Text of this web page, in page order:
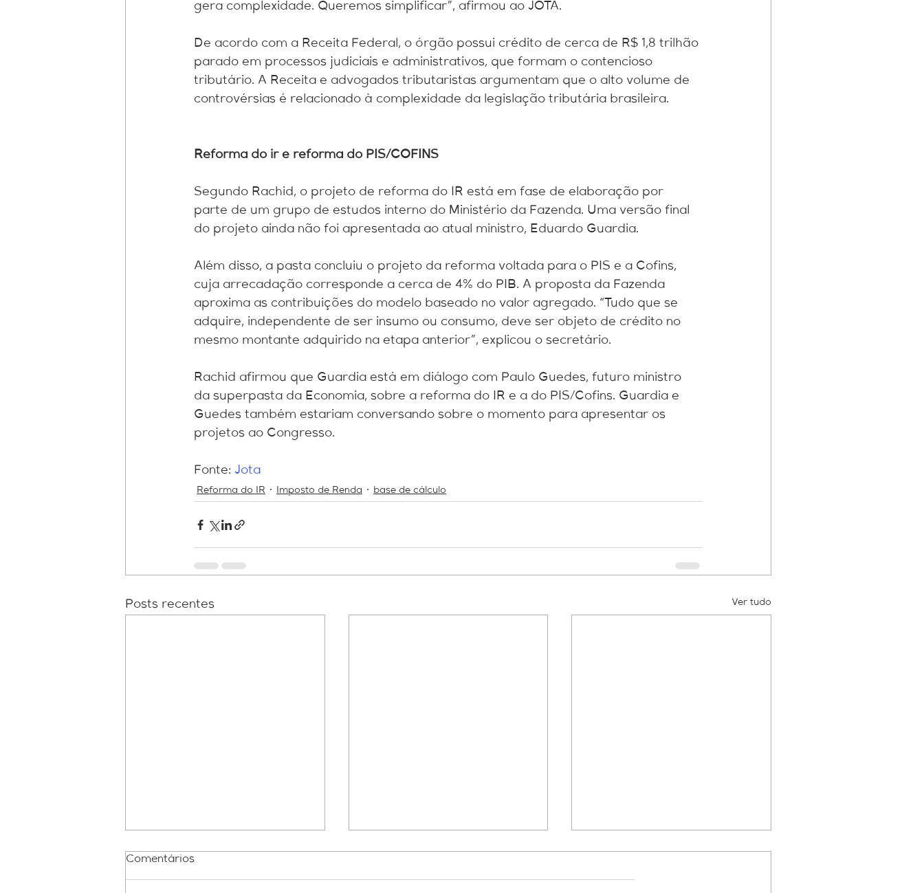
gera complexidade. Queremos simplificar”, afirmou ao JOTA.
De acordo com a Receita Federal, o órgão possui crédito de cerca de R$ 1,8 trilhão
parado em processos judiciais e administrativos, que formam o contencioso
tributário. A Receita e advogados tributaristas argumentam que o alto volume de
controvérsias é relacionado à complexidade da legislação tributária brasileira.
Reforma do ir e reforma do PIS/COFINS
Segundo Rachid, o projeto de reforma do IR está em fase de elaboração por
parte de um grupo de estudos interno do Ministério da Fazenda. Uma versão final
do projeto ainda não foi apresentada ao atual ministro, Eduardo Guardia.
Além disso, a pasta concluiu o projeto da reforma voltada para o PIS e a Cofins,
cuja arrecadação corresponde a cerca de 4% do PIB. A proposta da Fazenda
aproxima as contribuições do modelo baseado no valor agregado. “Tudo que se
adquire, independente de ser insumo ou consumo, deve ser objeto de crédito no
mesmo montante adquirido na etapa anterior”, explicou o secretário.
Rachid afirmou que Guardia está em diálogo com Paulo Guedes, futuro ministro
da superpasta da Economia, sobre a reforma do IR e a do PIS/Cofins. Guardia e
Guedes também estariam conversando sobre o momento para apresentar os
projetos ao Congresso.
Fonte: Jota
Reforma do IR Imposto de Renda base de cálculo
Posts recentes Ver tudo
Comentários